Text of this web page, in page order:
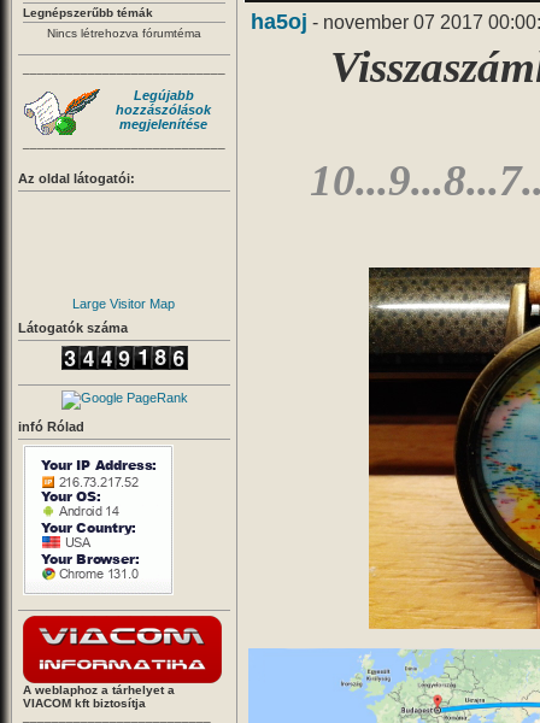
Legnépszerűbb témák
Nincs létrehozva fórumtéma
Legújabb
hozzászólások
megjelenítése
Az oldal látogatói:
Large Visitor Map
Látogatók száma
infó Rólad
A weblaphoz a tárhelyet a
VIACOM kft biztosítja
ha5oj - november 07 2017